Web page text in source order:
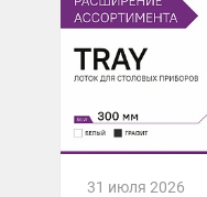
31 июля 2026